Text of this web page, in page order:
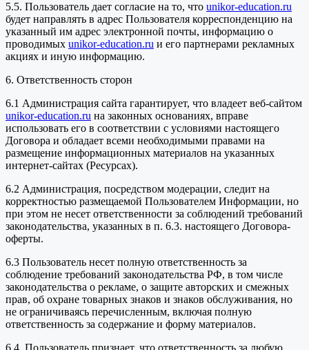
5.5. Пользователь дает согласие на то, что unikor-education.ru
будет направлять в адрес Пользователя корреспонденцию на
указанный им адрес электронной почты, информацию о
проводимых unikor-education.ru и его партнерами рекламных
акциях и иную информацию.
6. Ответственность сторон
6.1 Администрация сайта гарантирует, что владеет веб-сайтом
unikor-education.ru на законных основаниях, вправе
использовать его в соответствии с условиями настоящего
Договора и обладает всеми необходимыми правами на
размещение информационных материалов на указанных
интернет-сайтах (Ресурсах).
6.2 Администрация, посредством модерации, следит на
корректностью размещаемой Пользователем Информации, но
при этом не несет ответственности за соблюдений требований
законодательства, указанных в п. 6.3. настоящего Договора-
оферты.
6.3 Пользователь несет полную ответственность за
соблюдение требований законодательства РФ, в том числе
законодательства о рекламе, о защите авторских и смежных
прав, об охране товарных знаков и знаков обслуживания, но
не ограничиваясь перечисленным, включая полную
ответственность за содержание и форму материалов.
6.4. Пользователь признает, что ответственность за любую